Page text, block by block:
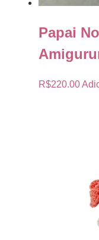
Papai
R$220.00